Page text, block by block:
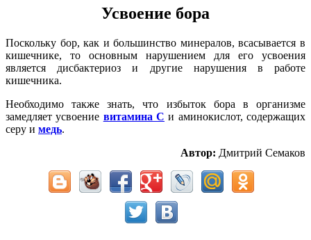
Усвоение бора
Поскольку бор, как и большинство минералов, всасывается в
кишечнике, то основным нарушением для его усвоения
является дисбактериоз и другие нарушения в работе
кишечника.
Необходимо также знать, что избыток бора в организме
замедляет усвоение витамина С и аминокислот, содержащих
серу и медь.
Автор: Дмитрий Семаков